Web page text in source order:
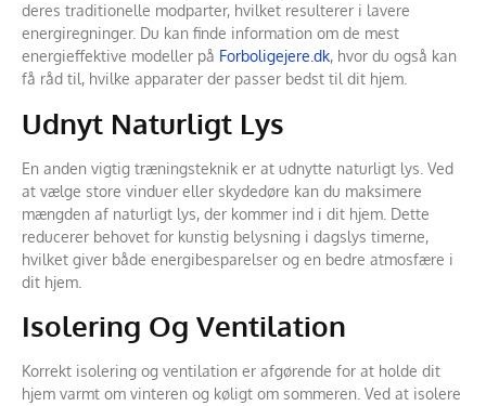
deres traditionelle modparter, hvilket resulterer i lavere
energiregninger. Du kan finde information om de mest
energieffektive modeller på Forboligejere.dk, hvor du også kan
få råd til, hvilke apparater der passer bedst til dit hjem.
Udnyt Naturligt Lys
En anden vigtig træningsteknik er at udnytte naturligt lys. Ved
at vælge store vinduer eller skydedøre kan du maksimere
mængden af naturligt lys, der kommer ind i dit hjem. Dette
reducerer behovet for kunstig belysning i dagslys timerne,
hvilket giver både energibesparelser og en bedre atmosfære i
dit hjem.
Isolering Og Ventilation
Korrekt isolering og ventilation er afgørende for at holde dit
hjem varmt om vinteren og køligt om sommeren. Ved at isolere